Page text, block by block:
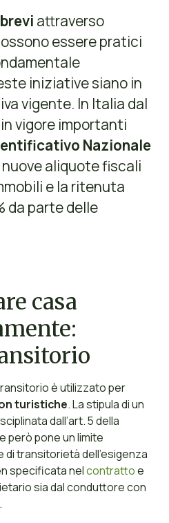
attraverso
essere pratici
iniziative siano in
vigente. In Italia dal
vigore importanti
Nazionale
aliquote fiscali
e la ritenuta
da parte delle
casa
è utilizzato per
turistiche. La stipula di un
dall’art. 5 della
però pone un limite
transitorietà dell’esigenza
specificata nelcontrattoe
sia dal conduttore con